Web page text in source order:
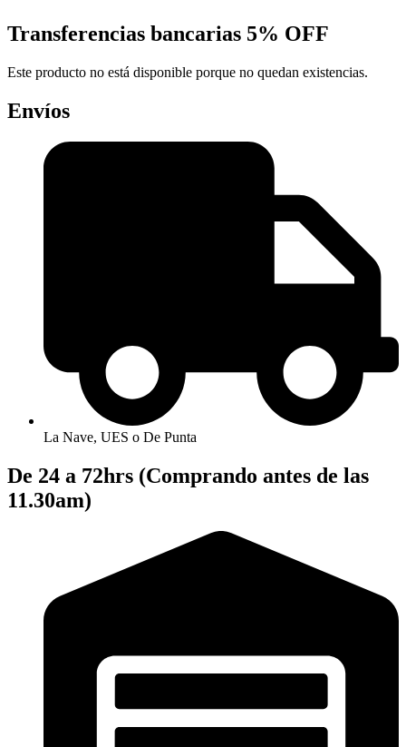
Transferencias bancarias 5% OFF
Este producto no está disponible porque no quedan existencias.
Envíos
La Nave, UES o De Punta
De 24 a 72hrs (Comprando antes de las
11.30am)